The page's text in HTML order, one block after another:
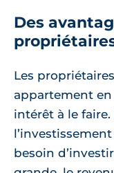
Des
Les
appartement
intérêt à le
besoin